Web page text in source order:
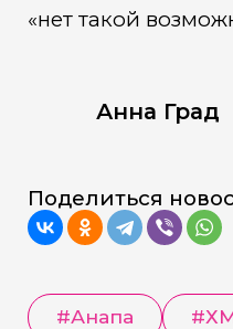
«нет такой
Анна Град
Поделиться
#Анапа